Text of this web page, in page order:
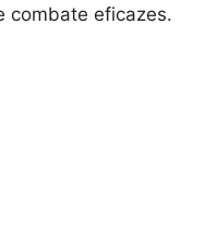
combate eficazes.